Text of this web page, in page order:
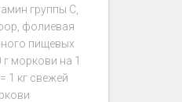
группы С,
фолиевая
пищевых
моркови на 1
1 кг свежей